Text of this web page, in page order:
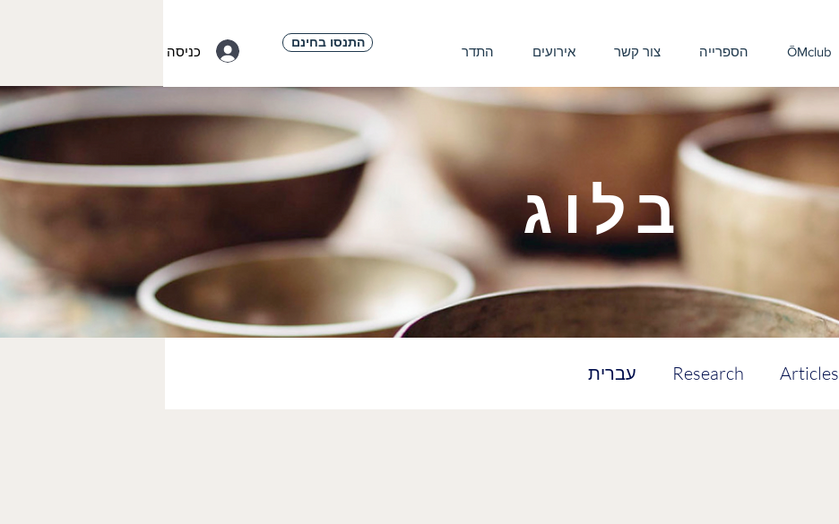
כניסה
התנסו בחינם
ŌMclub הספרייה צור קשר אירועים התדר
בלוג
Articles
Research עברית